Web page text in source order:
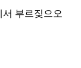
부르짖으오